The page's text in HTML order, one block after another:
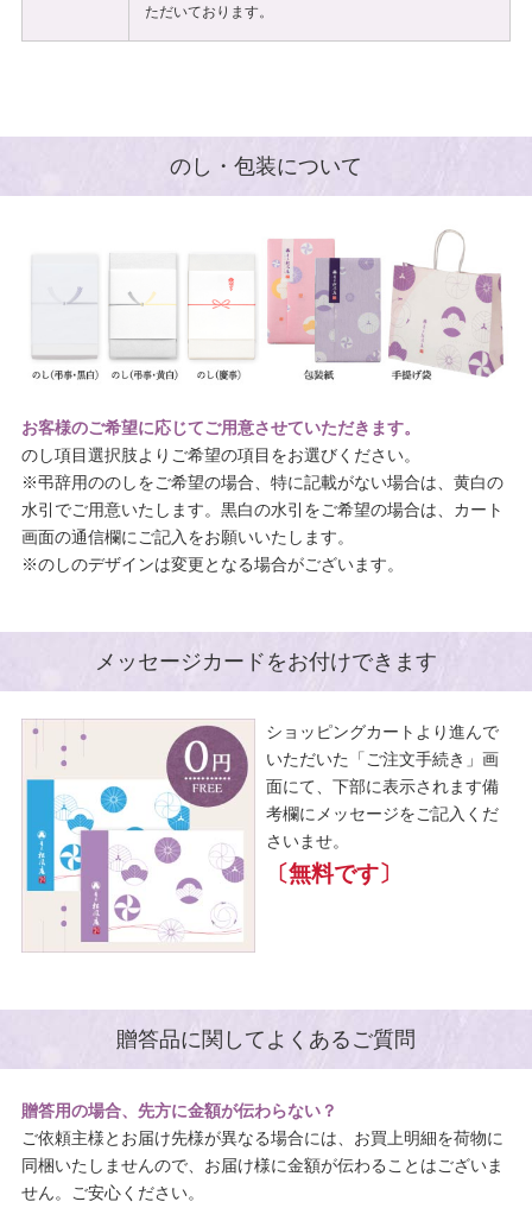
ただいております。
のし・包装について
お客様のご希望に応じてご用意させていただきます。
のし項目選択肢よりご希望の項目をお選びください。
※弔辞用ののしをご希望の場合、特に記載がない場合は、黄白の
水引でご用意いたします。黒白の水引をご希望の場合は、カート
画面の通信欄にご記入をお願いいたします。
※のしのデザインは変更となる場合がございます。
メッセージカードをお付けできます
ショッピングカートより進んで
いただいた「ご注文手続き」画
面にて、下部に表示されます備
考欄にメッセージをご記入くだ
さいませ。
〔無料です〕
贈答品に関してよくあるご質問
贈答用の場合、先方に金額が伝わらない？
ご依頼主様とお届け先様が異なる場合には、お買上明細を荷物に
同梱いたしませんので、お届け様に金額が伝わることはございま
せん。ご安心ください。